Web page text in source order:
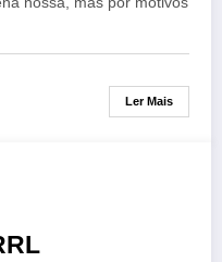
Ler Mais